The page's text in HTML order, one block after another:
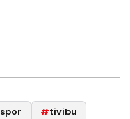
spor #tivibu